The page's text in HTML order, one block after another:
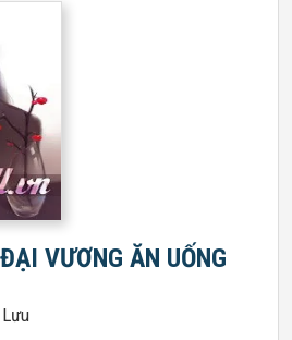
VƯƠNG ĂN UỐNG